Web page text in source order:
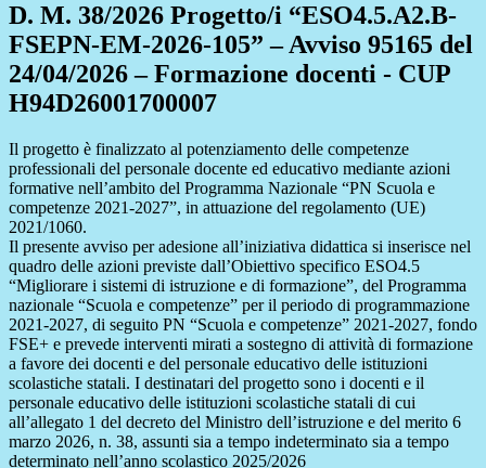
D. M. 38/2026 Progetto/i “ESO4.5.A2.B-
FSEPN-EM-2026-105” – Avviso 95165 del
24/04/2026 – Formazione docenti - CUP
H94D26001700007
Il progetto è finalizzato al potenziamento delle competenze
professionali del personale docente ed educativo mediante azioni
formative nell’ambito del Programma Nazionale “PN Scuola e
competenze 2021-2027”, in attuazione del regolamento (UE)
2021/1060.
Il presente avviso per adesione all’iniziativa didattica si inserisce nel
quadro delle azioni previste dall’Obiettivo specifico ESO4.5
“Migliorare i sistemi di istruzione e di formazione”, del Programma
nazionale “Scuola e competenze” per il periodo di programmazione
2021-2027, di seguito PN “Scuola e competenze” 2021-2027, fondo
FSE+ e prevede interventi mirati a sostegno di attività di formazione
a favore dei docenti e del personale educativo delle istituzioni
scolastiche statali. I destinatari del progetto sono i docenti e il
personale educativo delle istituzioni scolastiche statali di cui
all’allegato 1 del decreto del Ministro dell’istruzione e del merito 6
marzo 2026, n. 38, assunti sia a tempo indeterminato sia a tempo
determinato nell’anno scolastico 2025/2026